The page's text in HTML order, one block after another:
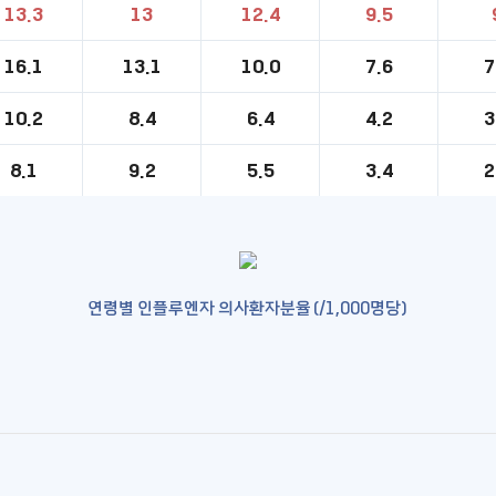
13.3 13 12.4 9.5
16.1 13.1 10.0 7.6
10.2 8.4 6.4 4.2
8.1 9.2 5.5 3.4
연령별 인플루엔자 의사환자분율(/1,000명당)